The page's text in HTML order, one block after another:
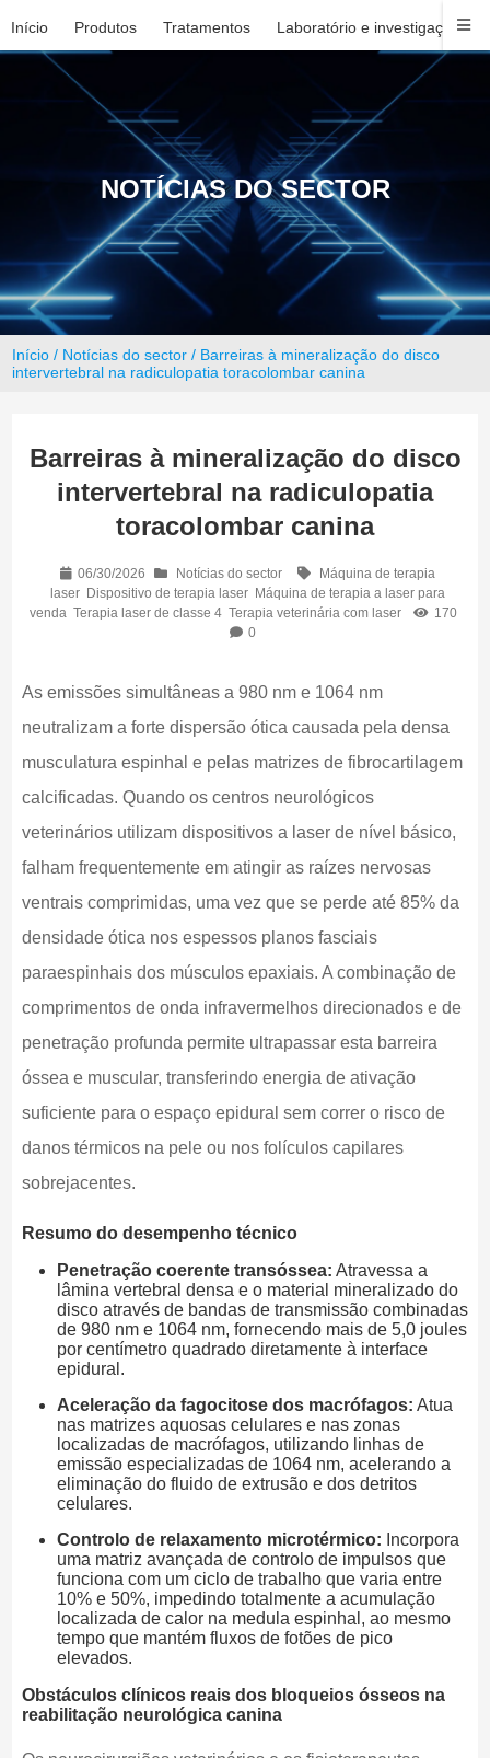
Início Produtos Tratamentos Laboratório e investigação
NOTÍCIAS DO SECTOR
Início / Notícias do sector / Barreiras à mineralização do disco
intervertebral na radiculopatia toracolombar canina
Barreiras à mineralização do disco
intervertebral na radiculopatia
toracolombar canina
06/30/2026 Notícias do sector
Máquina de terapia
laser Dispositivo de terapia laser Máquina de terapia a laser para
venda Terapia laser de classe 4 Terapia veterinária com laser
170
0
As emissões simultâneas a 980 nm e 1064 nm
neutralizam a forte dispersão ótica causada pela densa
musculatura espinhal e pelas matrizes de fibrocartilagem
calcificadas. Quando os centros neurológicos
veterinários utilizam dispositivos a laser de nível básico,
falham frequentemente em atingir as raízes nervosas
ventrais comprimidas, uma vez que se perde até 85% da
densidade ótica nos espessos planos fasciais
paraespinhais dos músculos epaxiais. A combinação de
comprimentos de onda infravermelhos direcionados e de
penetração profunda permite ultrapassar esta barreira
óssea e muscular, transferindo energia de ativação
suficiente para o espaço epidural sem correr o risco de
danos térmicos na pele ou nos folículos capilares
sobrejacentes.
Resumo do desempenho técnico
Penetração coerente transóssea: Atravessa a
lâmina vertebral densa e o material mineralizado do
disco através de bandas de transmissão combinadas
de 980 nm e 1064 nm, fornecendo mais de 5,0 joules
por centímetro quadrado diretamente à interface
epidural.
Aceleração da fagocitose dos macrófagos: Atua
nas matrizes aquosas celulares e nas zonas
localizadas de macrófagos, utilizando linhas de
emissão especializadas de 1064 nm, acelerando a
eliminação do fluido de extrusão e dos detritos
celulares.
Controlo de relaxamento microtérmico: Incorpora
uma matriz avançada de controlo de impulsos que
funciona com um ciclo de trabalho que varia entre
10% e 50%, impedindo totalmente a acumulação
localizada de calor na medula espinhal, ao mesmo
tempo que mantém fluxos de fotões de pico
elevados.
Obstáculos clínicos reais dos bloqueios ósseos na
reabilitação neurológica canina